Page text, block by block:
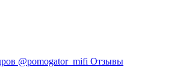
@pomogator_mifi Отзывы